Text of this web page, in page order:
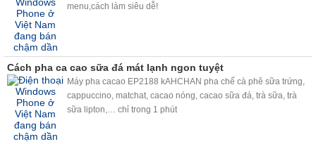
menu,cách làm siêu dễ!
Cách pha ca cao sữa đá mát lạnh ngon tuyệt
Máy pha cacao EP2188 kAHCHAN pha chế cà phê sữa trứng,
cappuccino, matchat, cacao nóng, cacao sữa đá, trà sữa, trà
sữa lipton,… chỉ trong 1 phút